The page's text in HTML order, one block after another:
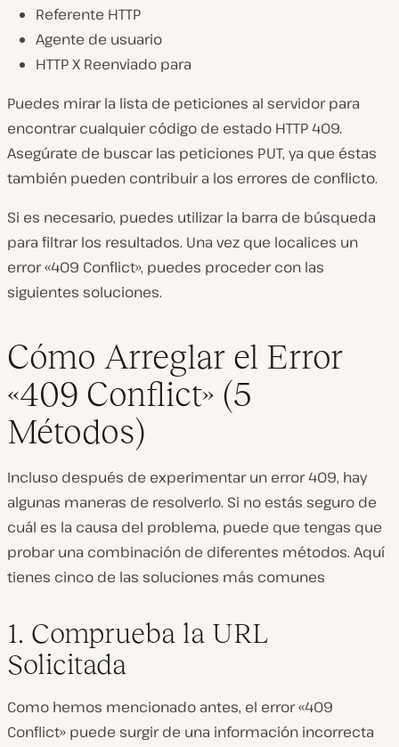
Referente HTTP
Agente de usuario
HTTP X Reenviado para
Puedes mirar la lista de peticiones al servidor para
encontrar cualquier código de estado HTTP 409.
Asegúrate de buscar las peticiones PUT, ya que éstas
también pueden contribuir a los errores de conflicto.
Si es necesario, puedes utilizar la barra de búsqueda
para filtrar los resultados. Una vez que localices un
error «409 Conflict», puedes proceder con las
siguientes soluciones.
Cómo Arreglar el Error
«409 Conflict» (5
Métodos)
Incluso después de experimentar un error 409, hay
algunas maneras de resolverlo. Si no estás seguro de
cuál es la causa del problema, puede que tengas que
probar una combinación de diferentes métodos. Aquí
tienes cinco de las soluciones más comunes
1. Comprueba la URL
Solicitada
Como hemos mencionado antes, el error «409
Conflict» puede surgir de una información incorrecta